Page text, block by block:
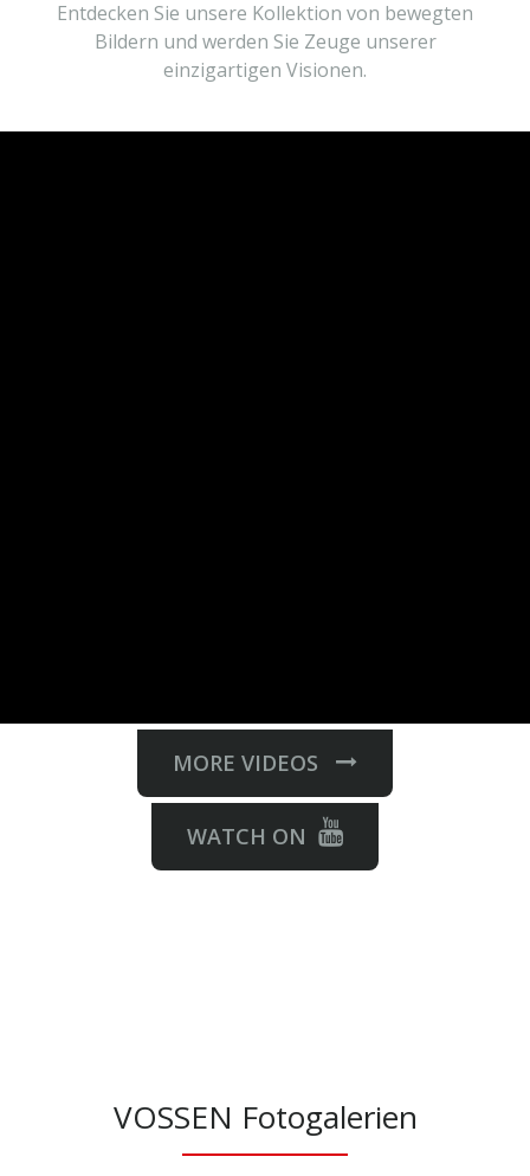
Entdecken Sie unsere Kollektion von bewegten
Bildern und werden Sie Zeuge unserer
einzigartigen Visionen.
MORE VIDEOS
WATCH ON
VOSSEN Fotogalerien